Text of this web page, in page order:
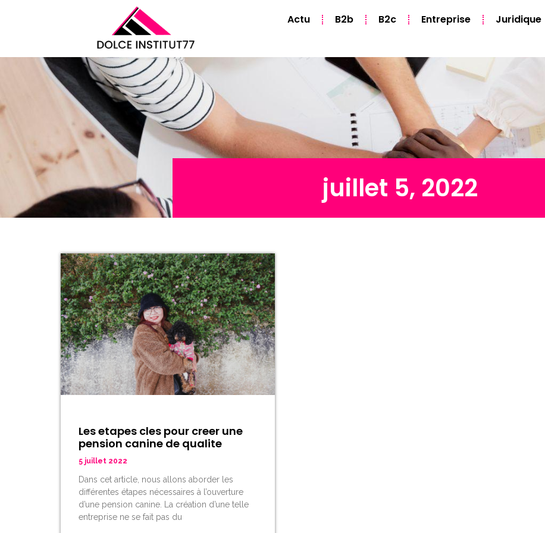
Actu B2b B2c Entreprise Juridique
juillet 5, 2022
Les etapes cles pour creer une
pension canine de qualite
5 juillet 2022
Dans cet article, nous allons aborder les
différentes étapes nécessaires à l’ouverture
d’une pension canine. La création d’une telle
entreprise ne se fait pas du